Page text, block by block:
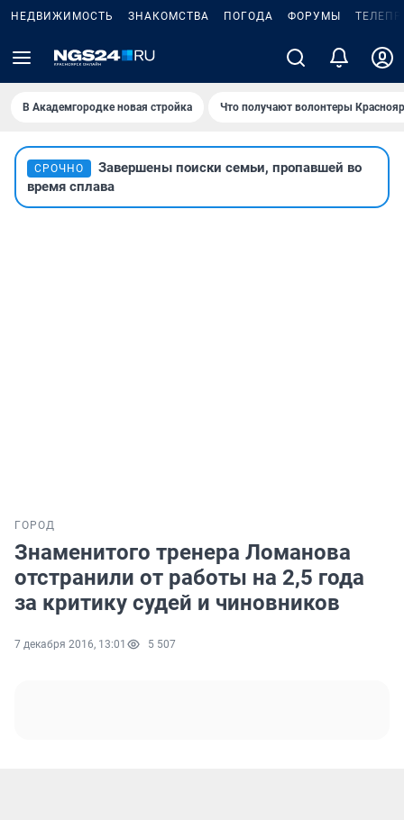
НЕДВИЖИМОСТЬ ЗНАКОМСТВА ПОГОДА ФОРУМЫ
В Академгородке новая стройка Что получают волонтеры
СРОЧНО
Завершены поиски семьи, пропавшей во
время сплава
ГОРОД
Знаменитого тренера Ломанова
отстранили от работы на 2,5 года
за критику судей и чиновников
7 декабря 2016, 13:01 5 507